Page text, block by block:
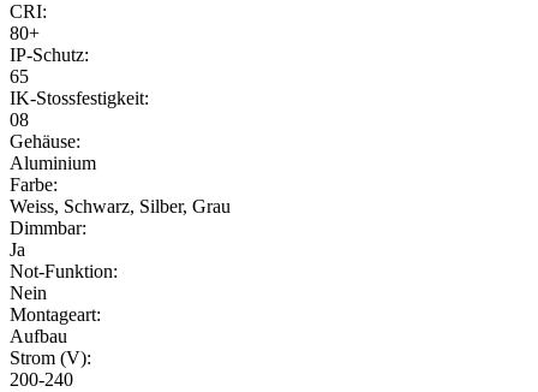
CRI:
80+
IP-Schutz:
65
IK-Stossfestigkeit:
08
Gehäuse:
Aluminium
Farbe:
Weiss, Schwarz, Silber, Grau
Dimmbar:
Ja
Not-Funktion:
Nein
Montageart:
Aufbau
Strom (V):
200-240